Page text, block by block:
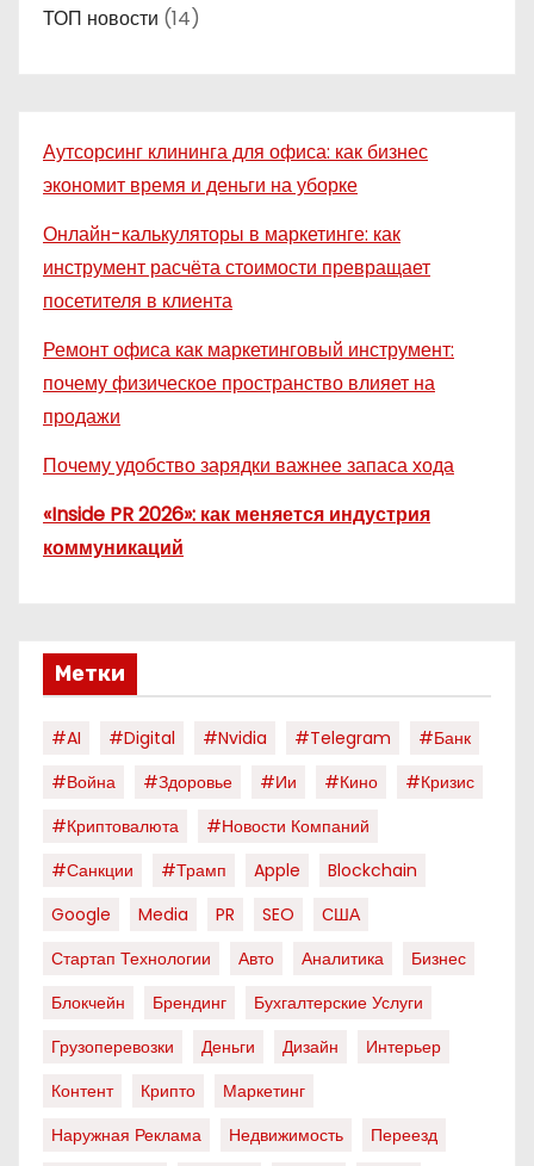
ТОП новости (14)
Аутсорсинг клининга для офиса: как бизнес
экономит время и деньги на уборке
Онлайн-калькуляторы в маркетинге: как
инструмент расчёта стоимости превращает
посетителя в клиента
Ремонт офиса как маркетинговый инструмент:
почему физическое пространство влияет на
продажи
Почему удобство зарядки важнее запаса хода
«Inside PR 2026»: как меняется индустрия
коммуникаций
Метки
#AI #digital #nvidia #telegram
#банк
#война
#здоровье #ии #кино
#кризис
#криптовалюта
#новости Компаний
#санкции
#трамп Apple
Blockchain
Google
Media PR SEO
США
Стартап Технологии
Авто Аналитика
Бизнес
Блокчейн
Брендинг
Бухгалтерские Услуги
Грузоперевозки
Деньги Дизайн
Интерьер
Контент
Крипто
Маркетинг
Наружная Реклама
Недвижимость
Переезд